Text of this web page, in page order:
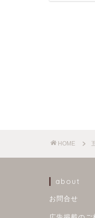
HOME
about
お問合せ